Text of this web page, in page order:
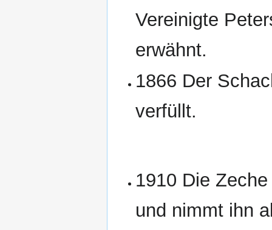
Vereinigte
erwähnt.
1866 Der
verfüllt.
1910 Die
und nimmt ihn